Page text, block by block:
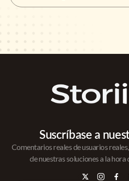
Suscríbase a
Comentarios reales de usuarios
de nuestras soluciones a la